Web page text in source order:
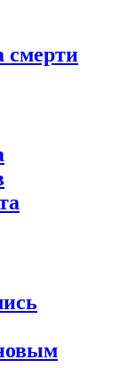
смерти